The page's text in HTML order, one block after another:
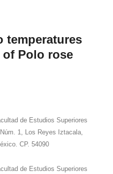
temperatures
Polo rose
de Estudios Superiores
1, Los Reyes Iztacala,
CP. 54090
de Estudios Superiores